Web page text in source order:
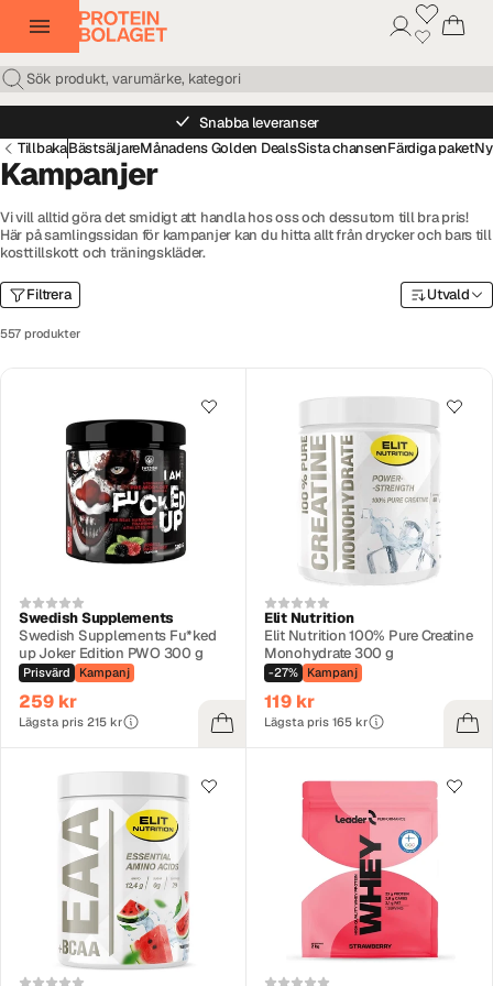
Snabba leveranser
TillbakaBästsäljareMånadens Golden DealsSista chansenFärdiga paket
Kampanjer
Vi vill alltid göra det smidigt att handla hos oss och dessutom till bra pris!
Här på samlingssidan för kampanjer kan du hitta allt från drycker och bars till
kosttillskott och träningskläder.
Filtrera
557 produkter
Utvald
Swedish Supplements
Swedish Supplements Fu*ked
up Joker Edition PWO 300 g
Prisvärd Kampanj
259 kr
Lägsta pris 215 kr
Elit Nutrition
Elit Nutrition 100% Pure Creatine
Monohydrate 300 g
-27% Kampanj
119 kr
Lägsta pris 165 kr